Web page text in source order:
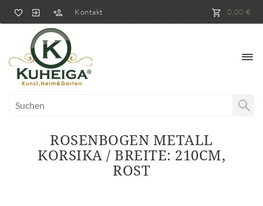
Kontakt 0,00 €
ROSENBOGEN METALL
KORSIKA / BREITE: 210CM,
ROST